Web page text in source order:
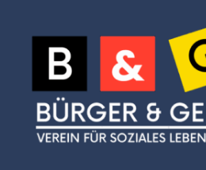
Inhalt
springen